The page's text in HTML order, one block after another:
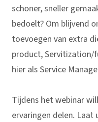
schoner, sneller
bedoelt? Om blijvend
toevoegen van extra
product, Servitization/
hier als Service
Tijdens het webinar
ervaringen delen.